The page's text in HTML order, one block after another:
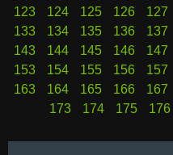
123
124 125 126 127
133
134 135 136 137
143
144 145 146 147
153
154 155 156 157
163
164 165 166 167
173
174 175 176